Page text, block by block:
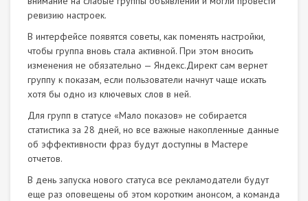
ревизию настроек.
В интерфейсе появятся советы, как поменять настройки,
чтобы группа вновь стала активной. При этом вносить
изменения не обязательно — Яндекс.Директ сам вернет
группу к показам, если пользователи начнут чаще искать
хотя бы одно из ключевых слов в ней.
Для групп в статусе «Мало показов» не собирается
статистика за 28 дней, но все важные накопленные данные
об эффективности фраз будут доступны в Мастере
отчетов.
В день запуска нового статуса все рекламодатели будут
еще раз оповещены об этом коротким анонсом, а команда